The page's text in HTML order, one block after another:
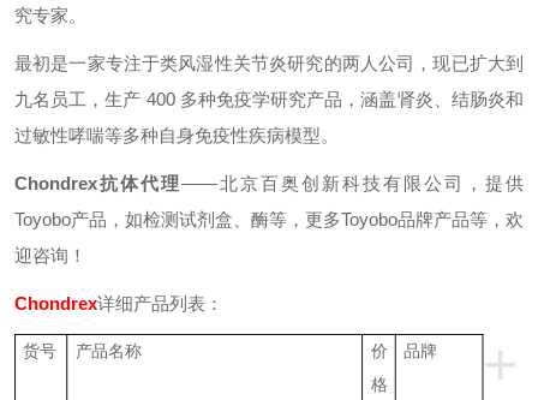
究专家。
最初是一家专注于类风湿性关节炎研究的两人公司，现已扩大到
九名员工，生产 400 多种免疫学研究产品，涵盖肾炎、结肠炎和
过敏性哮喘等多种自身免疫性疾病模型。
Chondrex抗体代理——北京百奥创新科技有限公司，提供
Toyobo产品，如检测试剂盒、酶等，更多Toyobo品牌产品等，欢
迎咨询！
Chondrex详细产品列表：
+
货号 产品名称
价
格
品牌